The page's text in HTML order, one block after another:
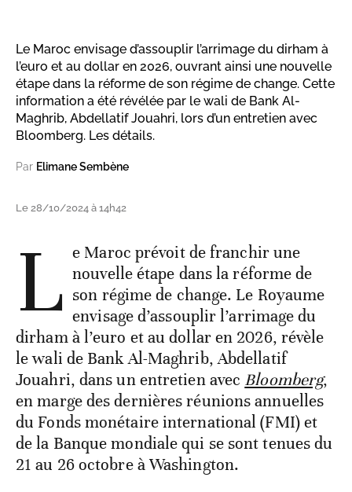
Le Maroc envisage d’assouplir l’arrimage du dirham à
l’euro et au dollar en 2026, ouvrant ainsi une nouvelle
étape dans la réforme de son régime de change. Cette
information a été révélée par le wali de Bank Al-
Maghrib, Abdellatif Jouahri, lors d’un entretien avec
Bloomberg. Les détails.
Par Elimane Sembène
Le 28/10/2024 à 14h42
L e Maroc prévoit de franchir une
nouvelle étape dans la réforme de
son régime de change. Le Royaume
envisage d’assouplir l’arrimage du
dirham à l’euro et au dollar en 2026, révèle
le wali de Bank Al-Maghrib, Abdellatif
Jouahri, dans un entretien avec Bloomberg,
en marge des dernières réunions annuelles
du Fonds monétaire international (FMI) et
de la Banque mondiale qui se sont tenues du
21 au 26 octobre à Washington.